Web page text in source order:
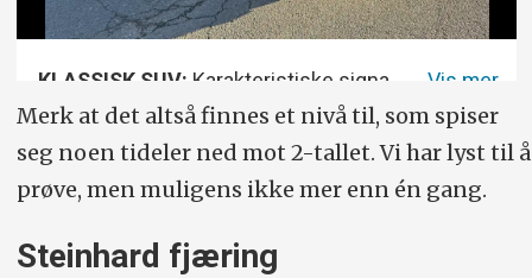
KLASSISK SUV: Karakteristiske signatur-frontlys, ellers en ganske tradisjonell, firkantet tilnærming.
Merk at det altså finnes et nivå til, som spiser
seg noen tideler ned mot 2-tallet. Vi har lyst til å
prøve, men muligens ikke mer enn én gang.
Steinhard fjæring